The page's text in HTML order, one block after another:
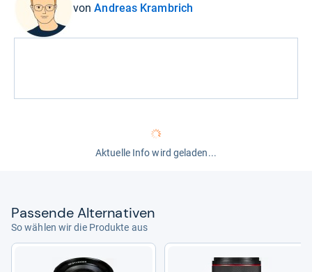
vonAndreas Krambrich
Aktuelle Info wird geladen...
Pas­sende Alter­na­ti­ven
So wählen wir die Produkte aus